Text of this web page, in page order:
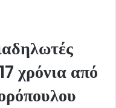
χρόνια από